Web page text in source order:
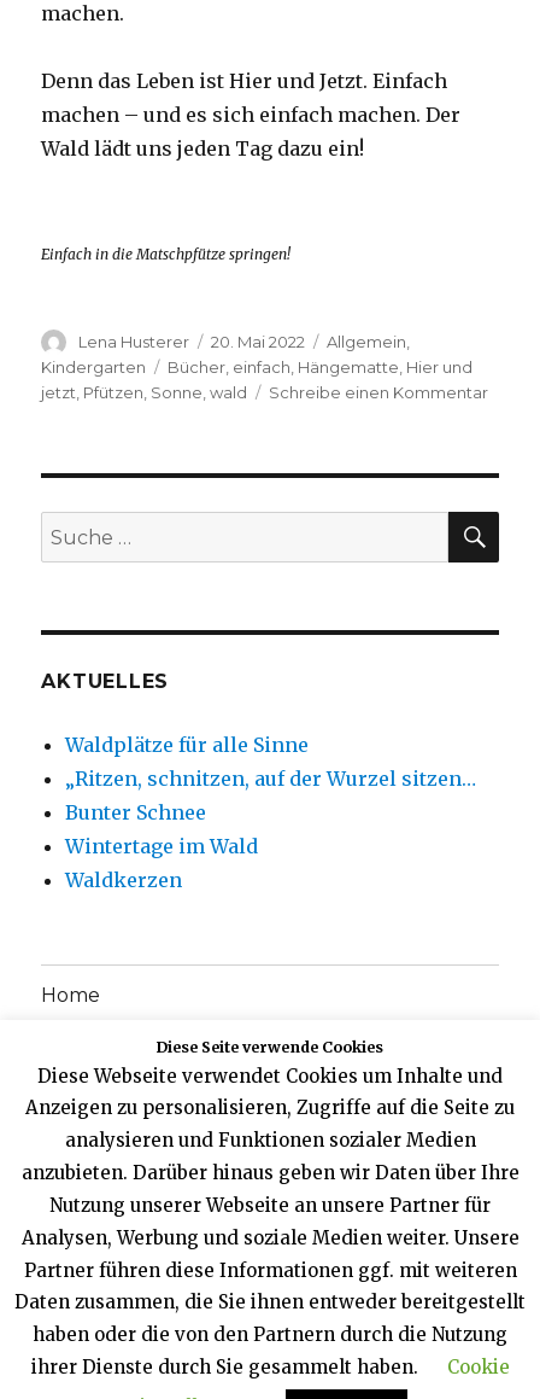
machen.
Denn das Leben ist Hier und Jetzt. Einfach
machen – und es sich einfach machen. Der
Wald lädt uns jeden Tag dazu ein!
Einfach in die Matschpfütze springen!
Autor
Lena Husterer
Veröffentlicht
am
20. Mai 2022 Kategorien
Allgemein
Kindergarten
Schlagwörter
Bücher einfach Hängematte Hier und
jetzt Pfützen Sonne ,wald Schreibe einen Kommentarzu
Suche
nach:
AKTUELLES
Waldplätze für alle Sinne
„Ritzen, schnitzen, auf der Wurzel sitzen…
Bunter Schnee
Wintertage im Wald
Waldkerzen
Home
Unser Team
Einblicke
Waldspielgruppen
Öffnungszeiten
Diese Seite verwende Cookies
Diese Webseite verwendet Cookies um Inhalte und
Anzeigen zu personalisieren, Zugriffe auf die Seite zu
analysieren und Funktionen sozialer Medien
anzubieten. Darüber hinaus geben wir Daten über Ihre
Nutzung unserer Webseite an unsere Partner für
Analysen, Werbung und soziale Medien weiter. Unsere
Partner führen diese Informationen ggf. mit weiteren
Daten zusammen, die Sie ihnen entweder bereitgestellt
haben oder die von den Partnern durch die Nutzung
ihrer Dienste durch Sie gesammelt haben.
Cookie